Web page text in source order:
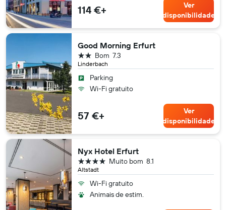
114 €+
Ver
disponibilidade
Good Morning Erfurt
Linderbach
7.3
Bom
2 estrelas
Parking
Wi-Fi gratuito
57 €+
Ver
disponibilidade
Nyx Hotel Erfurt
Altstadt
8.1
Muito bom
4 estrelas
Wi-Fi gratuito
Animais de estim.